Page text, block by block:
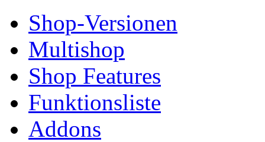
Shop-Versionen
Multishop
Shop Features
Funktionsliste
Addons